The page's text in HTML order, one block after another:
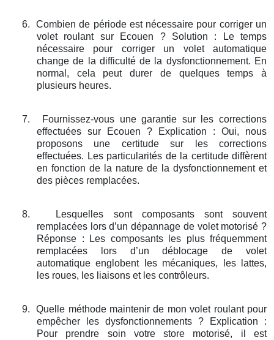
6.
Combien de période est nécessaire pour corriger un
volet roulant sur Ecouen ? Solution : Le temps
nécessaire pour corriger un volet automatique
change de la difficulté de la dysfonctionnement. En
normal, cela peut durer de quelques temps à
plusieurs heures.
7.
Fournissez-vous une garantie sur les corrections
effectuées sur Ecouen ? Explication : Oui, nous
proposons une certitude sur les corrections
effectuées. Les particularités de la certitude diffèrent
en fonction de la nature de la dysfonctionnement et
des pièces remplacées.
8.
Lesquelles sont composants sont souvent
remplacées lors d’un dépannage de volet motorisé ?
Réponse : Les composants les plus fréquemment
remplacées lors d’un déblocage de volet
automatique englobent les mécaniques, les lattes,
les roues, les liaisons et les contrôleurs.
9.
Quelle méthode maintenir de mon volet roulant pour
empêcher les dysfonctionnements ? Explication :
Pour prendre soin votre store motorisé, il est